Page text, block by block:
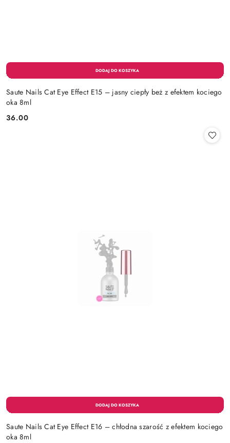
Saute Nails Cat Eye Effect E15 – jasny ciepły beż z efektem kociego
oka 8ml
Cena:
36.00
Saute Nails Cat Eye Effect E16 – chłodna szarość z efektem kociego
oka 8ml